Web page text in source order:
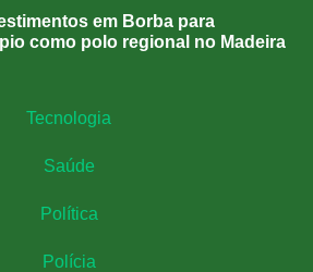
em Borba para
como polo regional no Madeira
Tecnologia
Saúde
Política
Polícia